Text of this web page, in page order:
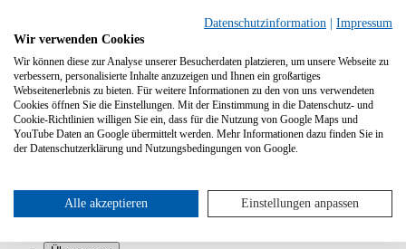
Leistungen
VLB kennenlernen
Für Selfpublisher
Für Dienstleister
Datenschutzinformation
Impressum
Wir verwenden Cookies
Wir können diese zur Analyse unserer Besucherdaten platzieren, um unsere Webseite zu
verbessern, personalisierte Inhalte anzuzeigen und Ihnen ein großartiges
Webseitenerlebnis zu bieten. Für weitere Informationen zu den von uns verwendeten
Cookies öffnen Sie die Einstellungen. Mit der Einstimmung in die Datenschutz- und
Cookie-Richtlinien willigen Sie ein, dass für die Nutzung von Google Maps und
YouTube Daten an Google übermittelt werden. Mehr Informationen dazu finden Sie in
der Datenschutzerklärung und Nutzungsbedingungen von Google.
Alle akzeptieren Einstellungen anpassen